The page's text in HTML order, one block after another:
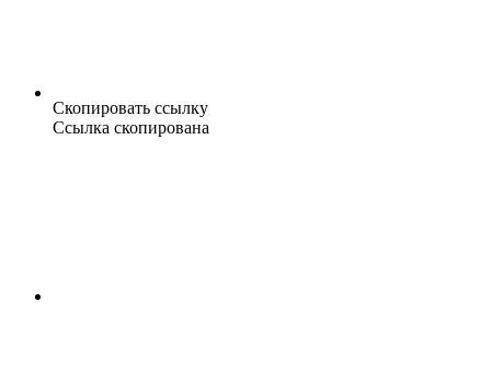
Скопировать ссылку
Ссылка скопирована